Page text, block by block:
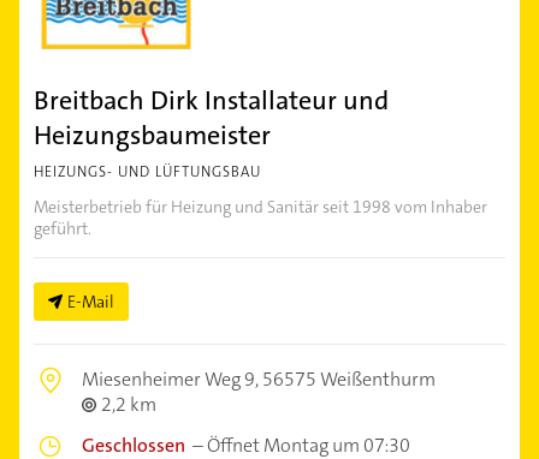
Breitbach Dirk Installateur und
Heizungsbaumeister
HEIZUNGS- UND LÜFTUNGSBAU
Meisterbetrieb für Heizung und Sanitär seit 1998 vom Inhaber
geführt.
E-Mail
Miesenheimer Weg 9,56575 Weißenthurm
2,2 km
Geschlossen –Öffnet Montag um 07:30